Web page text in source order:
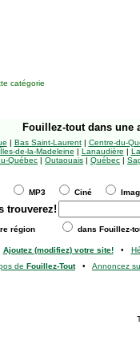
catégorie
Fouillez-tout dans une
| Bas Saint-Laurent| Centre-du-
de-la-Madeleine | Lanaudière |
Québec | Outaouais | Québec |
MP3 Ciné
trouverez!
région dans Fouillez-
Ajoutez (modifiez) votre site!•
de Fouillez-Tout• Annoncez